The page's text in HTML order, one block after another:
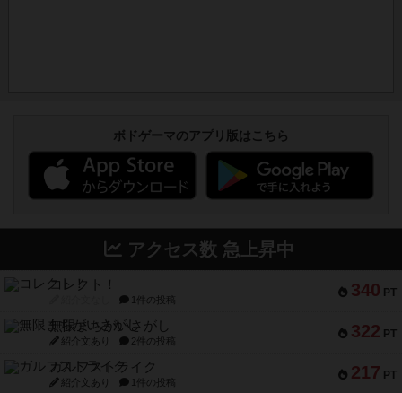
ボドゲーマのアプリ版はこちら
アクセス数 急上昇中
340 PT
コレクト！
1件の投稿
322 PT
無限まちがいさがし
紹介文あり 2件の投稿
217 PT
ガルフストライク
紹介文あり 1件の投稿